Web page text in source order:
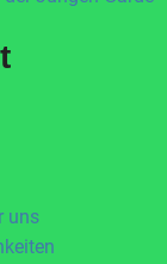
uns